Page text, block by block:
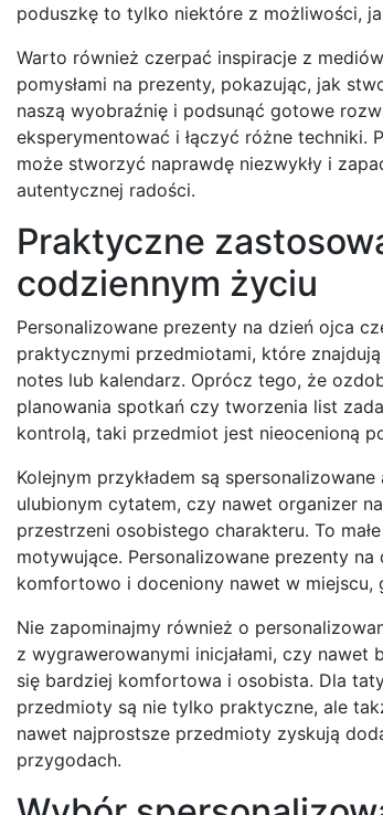
poduszkę to tylko niektóre z możliwości,
Warto również czerpać inspiracje z
pomysłami na prezenty, pokazując, jak
naszą wyobraźnię i podsunąć gotowe
eksperymentować i łączyć różne techniki.
może stworzyć naprawdę niezwykły i
autentycznej radości.
Praktyczne
codziennym życiu
Personalizowane prezenty na dzień ojca
praktycznymi przedmiotami, które
notes lub kalendarz. Oprócz tego, że
planowania spotkań czy tworzenia list
kontrolą, taki przedmiot jest nieocenioną
Kolejnym przykładem są
ulubionym cytatem, czy nawet organizer
przestrzeni osobistego charakteru. To
motywujące. Personalizowane prezenty
komfortowo i doceniony nawet w miejscu,
Nie zapominajmy również o
z wygrawerowanymi inicjałami, czy
się bardziej komfortowa i osobista. Dla
przedmioty są nie tylko praktyczne, ale
nawet najprostsze przedmioty zyskują
przygodach.